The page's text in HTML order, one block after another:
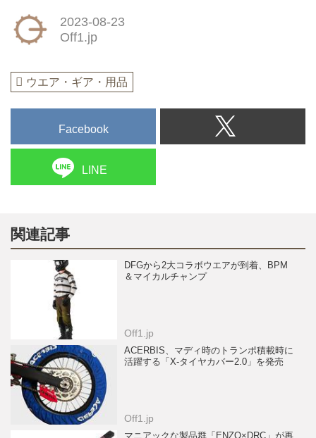
2023-08-23
Off1.jp
ウエア・ギア・用品
Facebook
LINE
関連記事
DFGから2大コラボウエアが到着、BPM
＆マイカルチャンプ
Off1.jp
ACERBIS、マディ時のトランポ積載時に
活躍する「X-タイヤカバー2.0」を発売
Off1.jp